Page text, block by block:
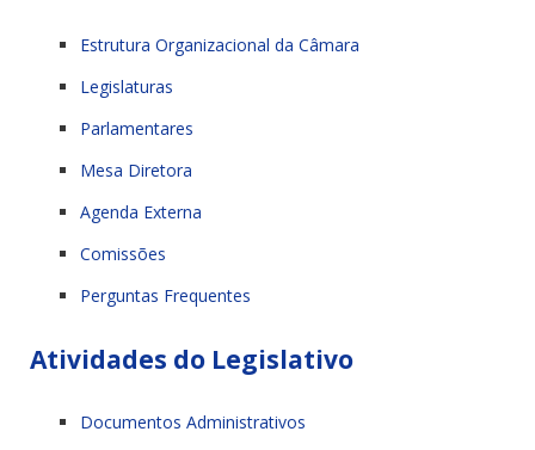
Estrutura Organizacional da Câmara
Legislaturas
Parlamentares
Mesa Diretora
Agenda Externa
Comissões
Perguntas Frequentes
Atividades do Legislativo
Documentos Administrativos